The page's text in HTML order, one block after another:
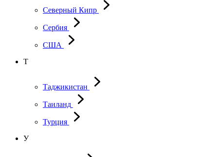
Северный Кипр
Сербия
США
Т
Таджикистан
Таиланд
Турция
У